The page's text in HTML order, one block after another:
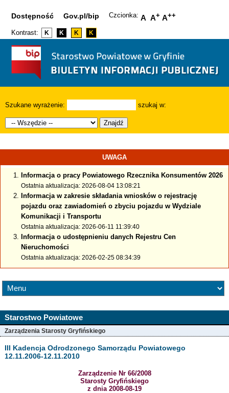
Dostępność Gov.pl/bip Czcionka: A A+ A++
Kontrast: K K K K
Szukane wyrażenie: szukaj w:
Znajdź
UWAGA
Informacja o pracy Powiatowego Rzecznika Konsumentów 2026
Ostatnia aktualizacja: 2026-08-04 13:08:21
Informacja w zakresie składania wniosków o rejestrację
pojazdu oraz zawiadomień o zbyciu pojazdu w Wydziale
Komunikacji i Transportu
Ostatnia aktualizacja: 2026-06-11 11:39:40
Informacja o udostępnieniu danych Rejestru Cen
Nieruchomości
Ostatnia aktualizacja: 2026-02-25 08:34:39
Starostwo Powiatowe
Zarządzenia Starosty Gryfińskiego
III Kadencja Odrodzonego Samorządu Powiatowego
12.11.2006-12.11.2010
Zarządzenie Nr 66/2008
Starosty Gryfińskiego
z dnia 2008-08-19